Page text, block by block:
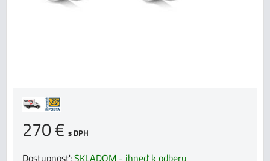
270 € s DPH